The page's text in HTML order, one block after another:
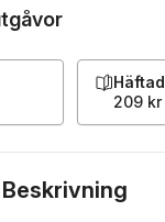
Häftad
209 kr
Beskrivning